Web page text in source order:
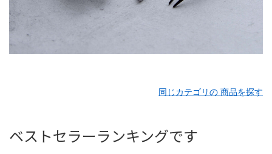
同じカテゴリの 商品を探す
ベストセラーランキングです